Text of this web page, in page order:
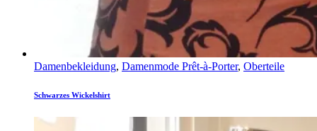
Damenbekleidung, Damenmode Prêt-à-Porter, Oberteile
Schwarzes Wickelshirt